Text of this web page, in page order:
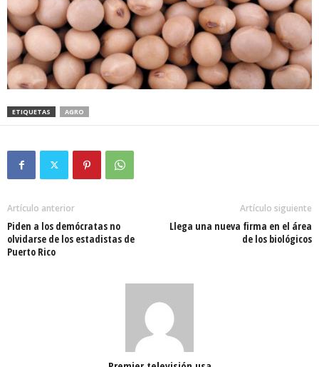
ETIQUETAS AGRO
Artículo anterior
Piden a los demócratas no
olvidarse de los estadistas de
Puerto Rico
Artículo siguiente
Llega una nueva firma en el área
de los biológicos